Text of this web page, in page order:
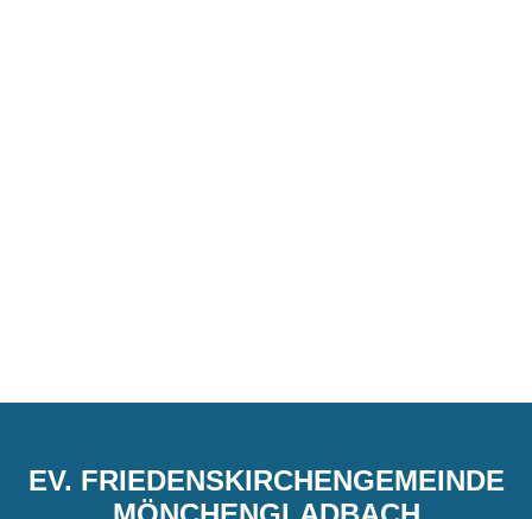
EV. FRIEDENSKIRCHENGEMEINDE